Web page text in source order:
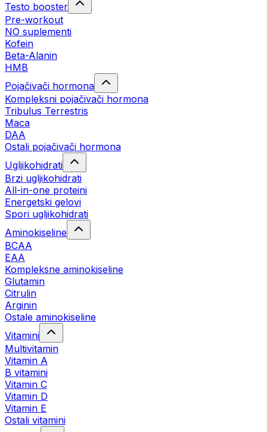
Testo booster
Pre-workout
NO suplementi
Kofein
Beta-Alanin
HMB
Pojačivači hormona
Kompleksni pojačivači hormona
Tribulus Terrestris
Maca
DAA
Ostali pojačivači hormona
Ugljikohidrati
Brzi ugljikohidrati
All-in-one proteini
Energetski gelovi
Spori ugljikohidrati
Aminokiseline
BCAA
EAA
Kompleksne aminokiseline
Glutamin
Citrulin
Arginin
Ostale aminokiseline
Vitamini
Multivitamin
Vitamin A
B vitamini
Vitamin C
Vitamin D
Vitamin E
Ostali vitamini